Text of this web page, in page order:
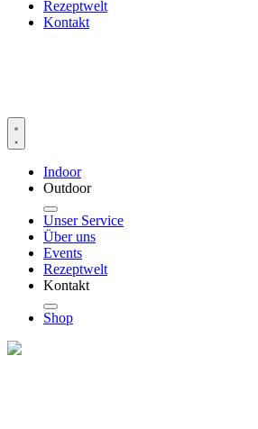
Rezeptwelt
Kontakt
Indoor
Outdoor
Unser Service
Über uns
Events
Rezeptwelt
Kontakt
Shop